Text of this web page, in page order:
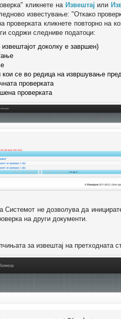
кликнете на Извештај или
известување: "Oткако
проверката кликнете повторно на
содржи следниве податоци:
доколку е завршен)
кои се во редица на извршување
проверката
проверката
Системот не дозволува да
на други документи.
за извештај на претходната